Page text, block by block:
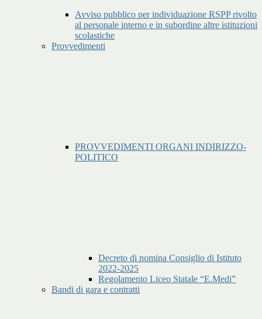
Avviso pubblico per individuazione RSPP rivolto
al personale interno e in subordine altre istituzioni
scolastiche
Provvedimenti
PROVVEDIMENTI ORGANI INDIRIZZO-
POLITICO
Decreto di nomina Consiglio di Istituto
2022-2025
Regolamento Liceo Statale “E.Medi”
Bandi di gara e contratti